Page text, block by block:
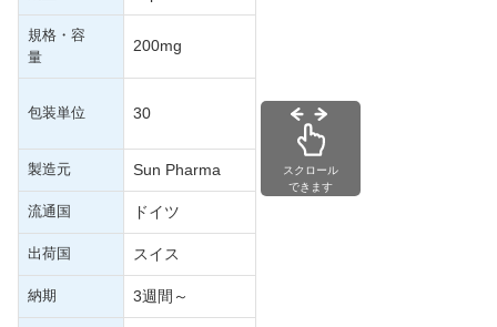
規格・容
量
200mg
包装単位 30
製造元 Sun Pharma
流通国 ドイツ
出荷国 スイス
納期 3週間～
スクロール
できます